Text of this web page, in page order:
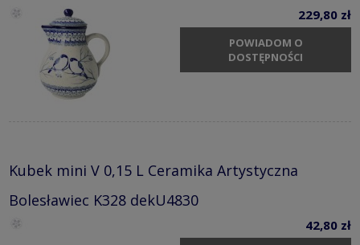
229,80 zł
POWIADOM O
DOSTĘPNOŚCI
Kubek mini V 0,15 L Ceramika Artystyczna
Bolesławiec K328 dekU4830
42,80 zł